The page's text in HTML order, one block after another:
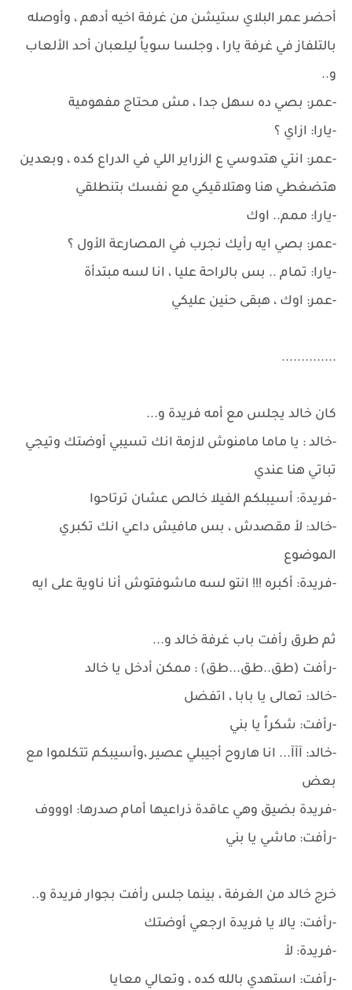
أحضر عمر البلاي ستيشن من غرفة اخيه أدهم ، وأوصله
بالتلفاز في غرفة يارا ، وجلسا سوياً ليلعبان أحد الألعاب
و..
-عمر: بصي ده سهل جدا ، مش محتاج مفهومية
-يارا: ازاي ؟
-عمر: انتي هتدوسي ع الزراير اللي في الدراع كده ، وبعدين
هتضغطي هنا وهتلاقيكي مع نفسك بتنطلقي
-يارا: ممم.. اوك
-عمر: بصي ايه رأيك نجرب في المصارعة الأول ؟
-يارا: تمام .. بس بالراحة عليا ، انا لسه مبتدأة
-عمر: اوك ، هبقى حنين عليكي
..............
كان خالد يجلس مع أمه فريدة و...
-خالد : يا ماما مامنوش لازمة انك تسيبي أوضتك وتيجي
تباتي هنا عندي
-فريدة: أسيبلكم الفيلا خالص عشان ترتاحوا
-خالد: لأ مقصدش ، بس مافيش داعي انك تكبري
الموضوع
-فريدة: أكبره !!! انتو لسه ماشوفتوش أنا ناوية على ايه
ثم طرق رأفت باب غرفة خالد و...
-رأفت (طق..طق...طق) : ممكن أدخل يا خالد
-خالد: تعالى يا بابا ، اتفضل
-رأفت: شكراً يا بني
-خالد: آآآ... انا هاروح أجيبلي عصير ،وأسيبكم تتكلموا مع
بعض
-فريدة بضيق وهي عاقدة ذراعيها أمام صدرها: اوووف
-رأفت: ماشي يا بني
خرج خالد من الغرفة ، بينما جلس رأفت بجوار فريدة و..
-رأفت: يالا يا فريدة ارجعي أوضتك
-فريدة: لأ
-رأفت: استهدي بالله كده ، وتعالي معايا